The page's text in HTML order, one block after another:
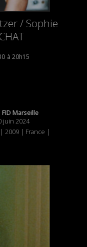
/ Sophie
20h15
FID Marseille
juin 2024
| 2009 | France |